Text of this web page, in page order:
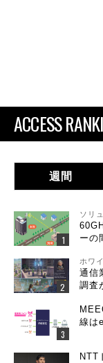
ACCESS
週間
ソリ
ーの
ホワ
通信
調査
線は
NTT